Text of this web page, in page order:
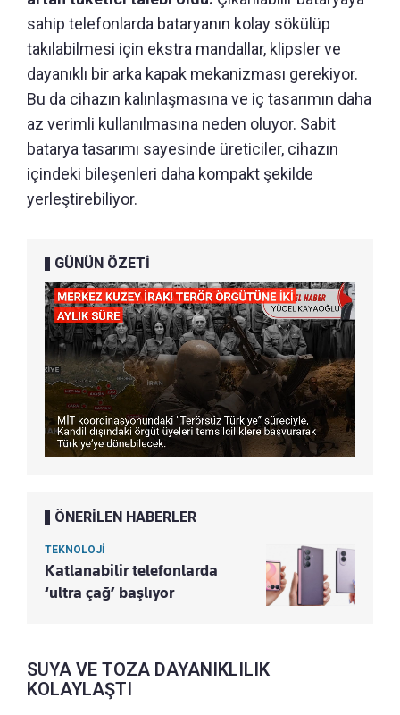
sahip telefonlarda bataryanın kolay sökülüp
takılabilmesi için ekstra mandallar, klipsler ve
dayanıklı bir arka kapak mekanizması gerekiyor.
Bu da cihazın kalınlaşmasına ve iç tasarımın daha
az verimli kullanılmasına neden oluyor. Sabit
batarya tasarımı sayesinde üreticiler, cihazın
içindeki bileşenleri daha kompakt şekilde
yerleştirebiliyor.
GÜNÜN ÖZETİ
ÖNERİLEN HABERLER
TEKNOLOJİ
Katlanabilir telefonlarda
‘ultra çağ’ başlıyor
SUYA VE TOZA DAYANIKLILIK
KOLAYLAŞTI